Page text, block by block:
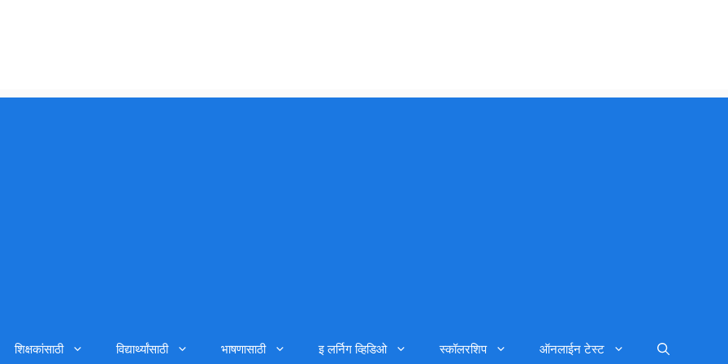
शिक्षकांसाठी विद्यार्थ्यांसाठी भाषणासाठी इ लर्निग व्हिडिओ स्कॉलरशिप ऑनलाईन टेस्ट